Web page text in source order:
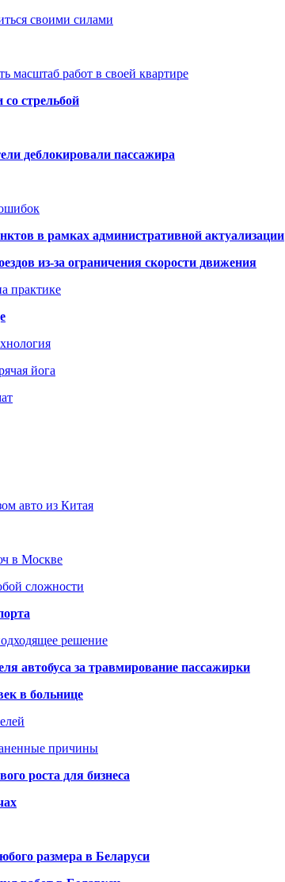
своими силами
масштаб работ в своей квартире
стрельбой
деблокировали пассажира
в рамках административной актуализации
из-за ограничения скорости движения
практике
йога
авто из Китая
в Москве
сложности
решение
автобуса за травмирование пассажирки
в больнице
причины
роста для бизнеса
размера в Беларуси